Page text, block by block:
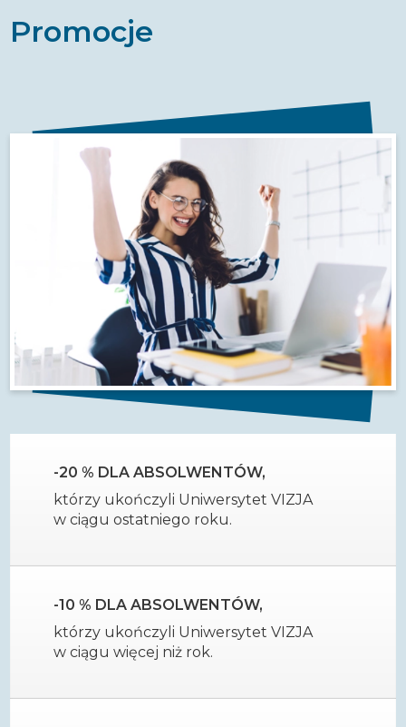
Promocje
-20 % DLA ABSOLWENTÓW,
którzy ukończyli Uniwersytet VIZJA
w ciągu ostatniego roku.
-10 % DLA ABSOLWENTÓW,
którzy ukończyli Uniwersytet VIZJA
w ciągu więcej niż rok.